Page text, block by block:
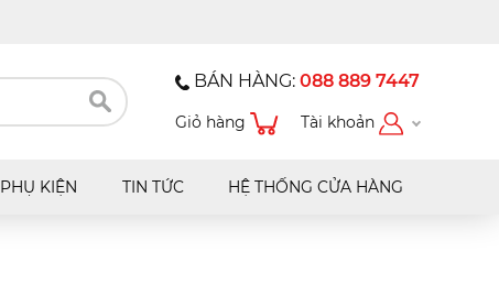
BÁN HÀNG: 088 889 7447
Giỏ hàng Tài khoản
PHỤ KIỆN TIN TỨC HỆ THỐNG CỬA HÀNG